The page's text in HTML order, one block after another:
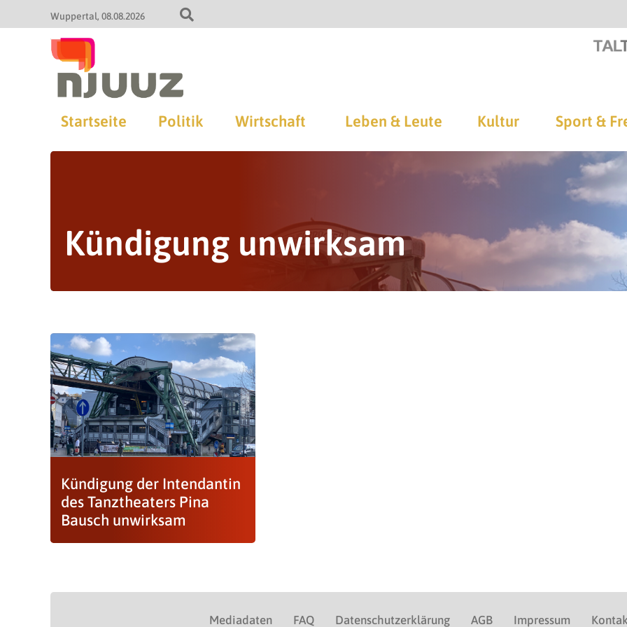
Wuppertal 08.08.2026
Startseite Politik Wirtschaft Leben & Leute Kultur Sport &
Kündigung unwirksam
Kündigung der Intendantin
des Tanztheaters Pina
Bausch unwirksam
Mediadaten FAQ Datenschutzerklärung AGB Impressum